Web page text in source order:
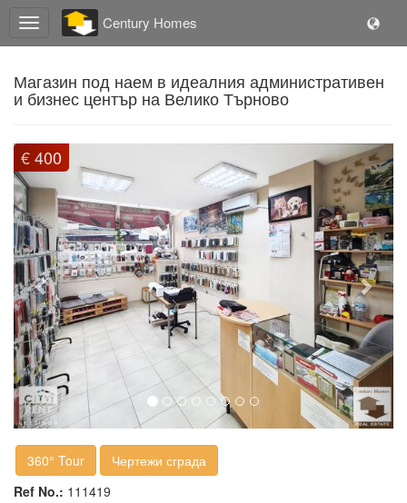
Century Homes
Магазин под наем в идеалния административен
и бизнес център на Велико Търново
€ 400Previous Next
360° Tour
Чертежи сграда
Ref No.: 111419